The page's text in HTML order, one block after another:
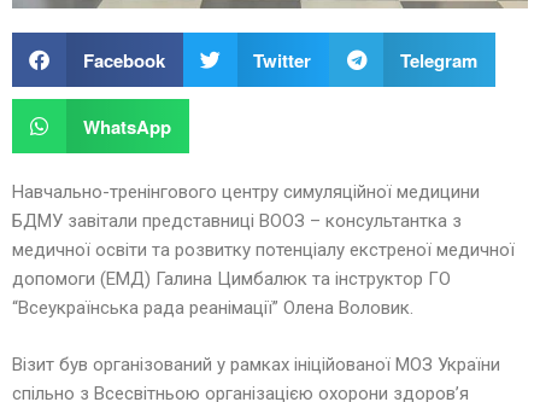
Facebook Twitter Telegram
WhatsApp
Навчально-тренінгового центру симуляційної медицини
БДМУ завітали представниці ВООЗ – консультантка з
медичної освіти та розвитку потенціалу екстреної медичної
допомоги (ЕМД) Галина Цимбалюк та інструктор ГО
“Всеукраїнська рада реанімації” Олена Воловик.
Візит був організований у рамках ініційованої МОЗ України
спільно з Всесвітньою організацією охорони здоров’я